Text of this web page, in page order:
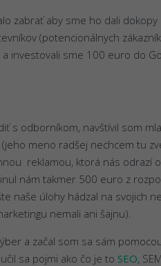
zabrať aby sme ho dali
(potencionálnych
investovali sme 100 euro do
s odborníkom, navštívil som
meno radšej nechcem tu
reklamou, ktorá nás odrazí
nám takmer 500 euro z
naše úlohy hádzal na svojich
nemali ani šajnu).
a začal som sa sám
sa pojmi ako čo je to SEO,